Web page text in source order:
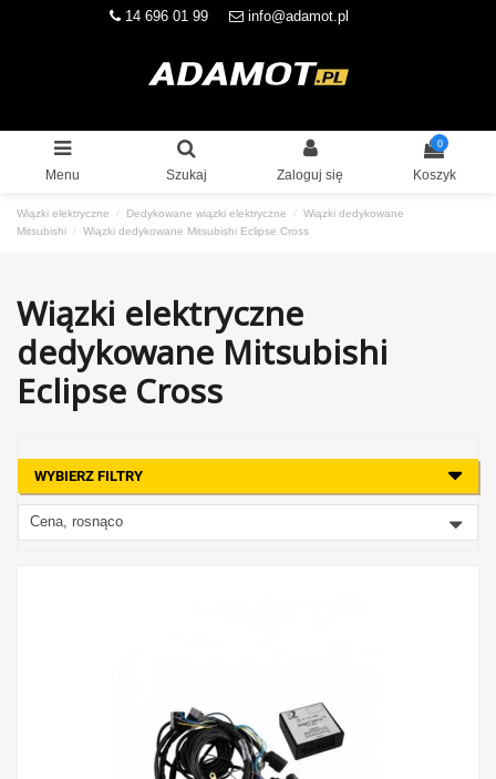
14 696 01 99 info@adamot.pl
Menu Szukaj Zaloguj się
0
Koszyk
Wiązki elektryczne Dedykowane wiązki elektryczne
Wiązki dedykowane
Mitsubishi
Wiązki dedykowane Mitsubishi Eclipse Cross
Wiązki elektryczne
dedykowane Mitsubishi
Eclipse Cross
WYBIERZ FILTRY
Cena, rosnąco